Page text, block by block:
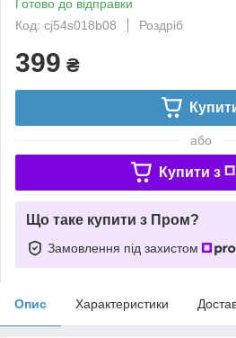
Готово до відправки
Код: cj54s018b08
Роздріб
399 ₴
або
Купити з
Що таке купити з Пром?
Замовлення під захистом
Опис Характеристики